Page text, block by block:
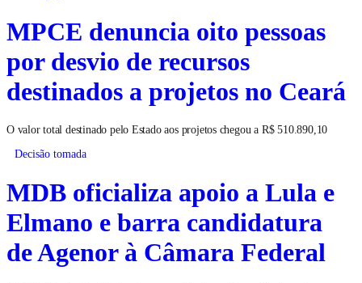
MPCE denuncia oito pessoas
por desvio de recursos
destinados a projetos no Ceará
O valor total destinado pelo Estado aos projetos chegou a R$ 510.890,10
Decisão tomada
MDB oficializa apoio a Lula e
Elmano e barra candidatura
de Agenor à Câmara Federal